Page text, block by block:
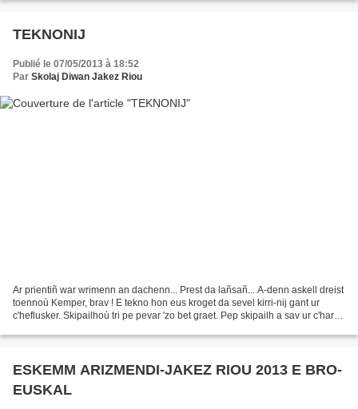
TEKNONIJ
Publié le 07/05/2013 à 18:52
Par Skolaj Diwan Jakez Riou
Ar prientiñ war wrimenn an dachenn... Prest da lañsañ... A-denn askell dreist
toennoù Kemper, brav ! E tekno hon eus kroget da sevel kirri-nij gant ur
c'heflusker. Skipailhoù tri pe pevar 'zo bet graet. Pep skipailh a sav ur c'harr-
ESKEMM ARIZMENDI-JAKEZ RIOU 2013 E BRO-
EUSKAL